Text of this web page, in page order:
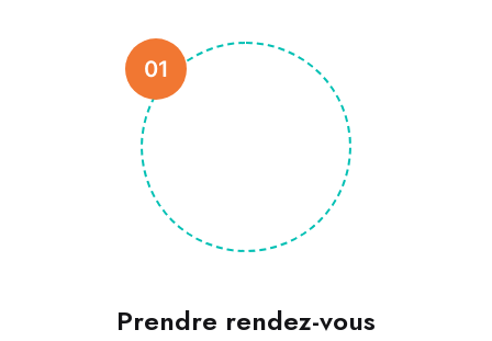
01
Prendre rendez-vous